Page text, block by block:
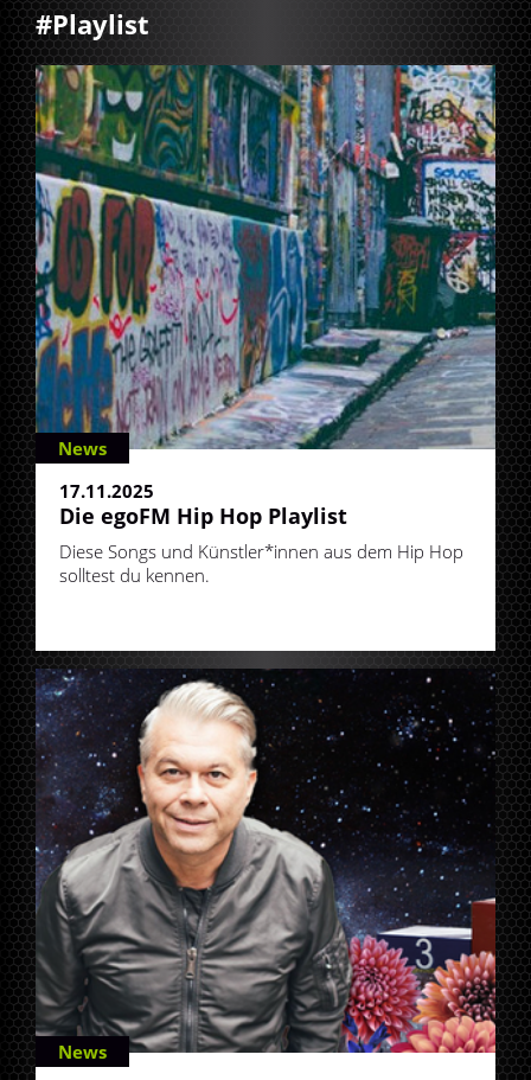
#Playlist
News
17.11.2025
Die egoFM Hip Hop Playlist
Diese Songs und Künstler*innen aus dem Hip Hop
solltest du kennen.
News